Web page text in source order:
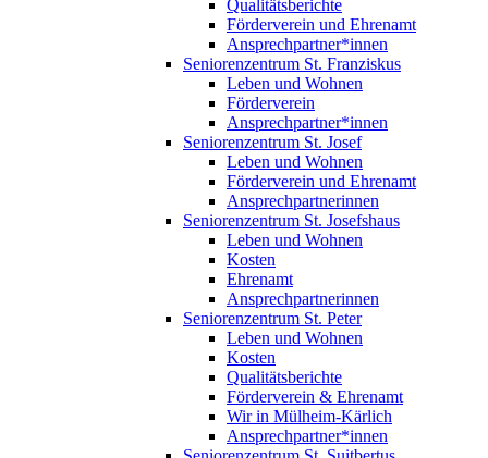
Qualitätsberichte
Förderverein und Ehrenamt
Ansprechpartner*innen
Seniorenzentrum St. Franziskus
Leben und Wohnen
Förderverein
Ansprechpartner*innen
Seniorenzentrum St. Josef
Leben und Wohnen
Förderverein und Ehrenamt
Ansprechpartnerinnen
Seniorenzentrum St. Josefshaus
Leben und Wohnen
Kosten
Ehrenamt
Ansprechpartnerinnen
Seniorenzentrum St. Peter
Leben und Wohnen
Kosten
Qualitätsberichte
Förderverein & Ehrenamt
Wir in Mülheim-Kärlich
Ansprechpartner*innen